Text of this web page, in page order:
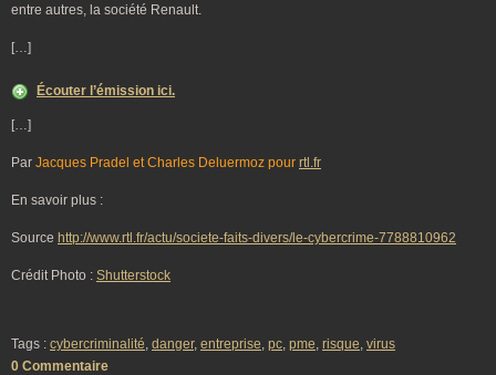
entre autres, la société Renault.
[…]
Écouter l’émission ici.
[…]
Par Jacques Pradel et Charles Deluermoz pour rtl.fr
En savoir plus :
Source http://www.rtl.fr/actu/societe-faits-divers/le-cybercrime-7788810962
Crédit Photo : Shutterstock
Tags : cybercriminalité, danger, entreprise, pc, pme, risque, virus
0 Commentaire